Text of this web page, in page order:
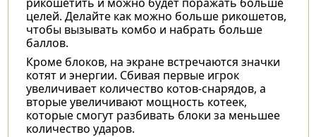
целей. Делайте как можно больше рикошетов,
чтобы вызывать комбо и набрать больше
баллов.
Кроме блоков, на экране встречаются значки
котят и энергии. Сбивая первые игрок
увеличивает количество котов-снарядов, а
вторые увеличивают мощность котеек,
которые смогут разбивать блоки за меньшее
количество ударов.